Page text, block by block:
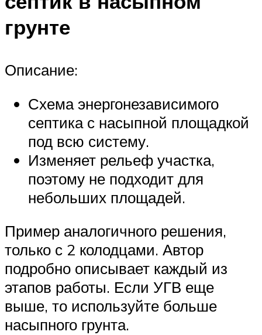
грунте
Описание:
Схема энергонезависимого
септика с насыпной площадкой
под всю систему.
Изменяет рельеф участка,
поэтому не подходит для
небольших площадей.
Пример аналогичного решения,
только с 2 колодцами. Автор
подробно описывает каждый из
этапов работы. Если УГВ еще
выше, то используйте больше
насыпного грунта.